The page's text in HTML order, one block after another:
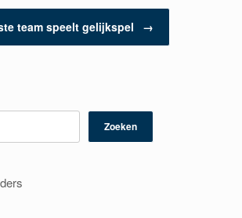
team speelt gelijkspel →
Zoeken